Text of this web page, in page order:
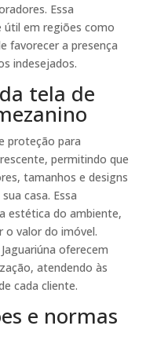
Essa
útil em regiões como
favorecer a presença
indesejados.
tela de
proteção para
permitindo que
tamanhos e designs
casa. Essa
estética do ambiente,
o valor do imóvel.
oferecem
atendendo às
cada cliente.
e normas